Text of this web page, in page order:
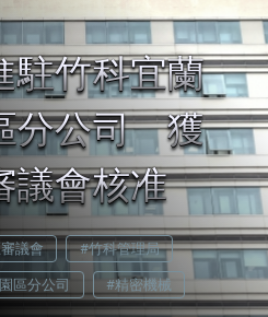
駐竹科宜蘭
分公司 獲
議會核准
議會 #竹科管理局
區分公司 #精密機械